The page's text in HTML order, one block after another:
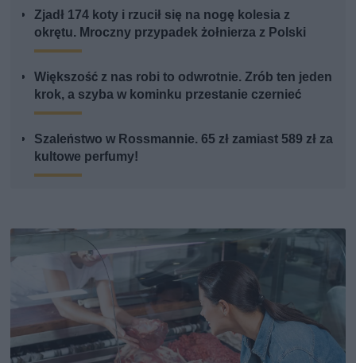
Zjadł 174 koty i rzucił się na nogę kolesia z
okrętu. Mroczny przypadek żołnierza z Polski
Większość z nas robi to odwrotnie. Zrób ten jeden
krok, a szyba w kominku przestanie czernieć
Szaleństwo w Rossmannie. 65 zł zamiast 589 zł za
kultowe perfumy!